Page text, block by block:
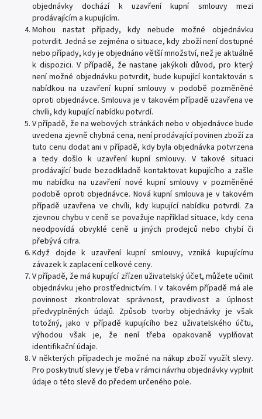
objednávky dochází k uzavření kupní smlouvy mezi
prodávajícím a kupujícím.
Mohou nastat případy, kdy nebude možné objednávku
potvrdit. Jedná se zejména o situace, kdy zboží není dostupné
nebo případy, kdy je objednáno větší množství, než je aktuálně
k dispozici. V případě, že nastane jakýkoli důvod, pro který
není možné objednávku potvrdit, bude kupující kontaktován s
nabídkou na uzavření kupní smlouvy v podobě pozměněné
oproti objednávce. Smlouva je v takovém případě uzavřena ve
chvíli, kdy kupující nabídku potvrdí.
V případě, že na webových stránkách nebo v objednávce bude
uvedena zjevně chybná cena, není prodávající povinen zboží za
tuto cenu dodat ani v případě, kdy byla objednávka potvrzena
a tedy došlo k uzavření kupní smlouvy. V takové situaci
prodávající bude bezodkladně kontaktovat kupujícího a zašle
mu nabídku na uzavření nové kupní smlouvy v pozměněné
podobě oproti objednávce. Nová kupní smlouva je v takovém
případě uzavřena ve chvíli, kdy kupující nabídku potvrdí. Za
zjevnou chybu v ceně se považuje například situace, kdy cena
neodpovídá obvyklé ceně u jiných prodejců nebo chybí či
přebývá cifra.
Když dojde k uzavření kupní smlouvy, vzniká kupujícímu
závazek k zaplacení celkové ceny.
V případě, že má kupující zřízen uživatelský účet, můžete učinit
objednávku jeho prostřednictvím. I v takovém případě má ale
povinnost zkontrolovat správnost, pravdivost a úplnost
předvyplněných údajů. Způsob tvorby objednávky je však
totožný, jako v případě kupujícího bez uživatelského účtu,
výhodou však je, že není třeba opakovaně vyplňovat
identifikační údaje.
V některých případech je možné na nákup zboží využít slevy.
Pro poskytnutí slevy je třeba v rámci návrhu objednávky vyplnit
údaje o této slevě do předem určeného pole.